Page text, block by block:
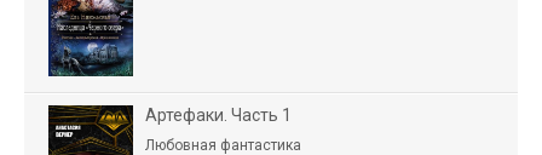
Артефаки. Часть 1
Любовная фантастика